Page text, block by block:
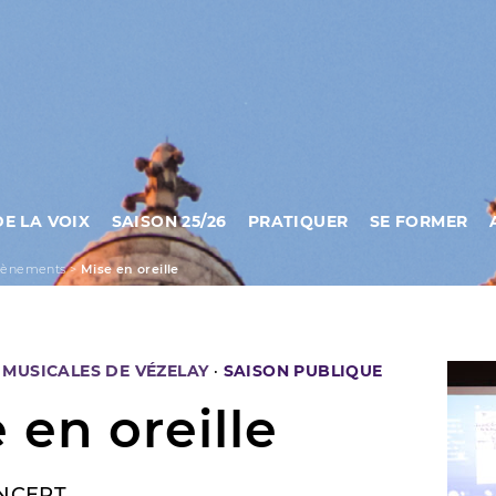
LA VOIX SAISON 25/26 PRATIQUER SE FORMER
>Mise en oreille
DE VÉZELAY· SAISON PUBLIQUE
en oreille